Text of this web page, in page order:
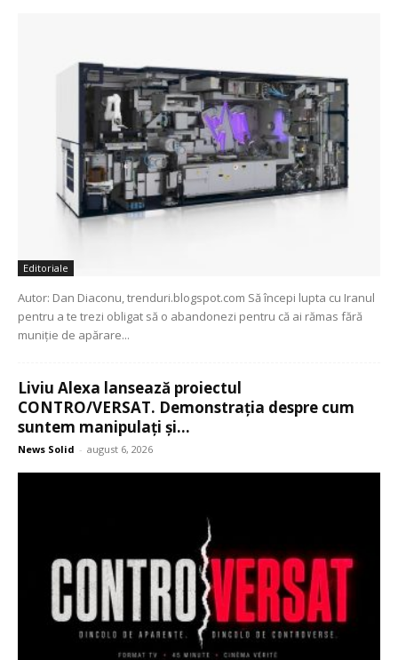
Editoriale
Autor: Dan Diaconu, trenduri.blogspot.com Să începi lupta cu Iranul
pentru a te trezi obligat să o abandonezi pentru că ai rămas fără
muniție de apărare...
Liviu Alexa lansează proiectul
CONTRO/VERSAT. Demonstrația despre cum
suntem manipulați și...
News Solid - august 6, 2026